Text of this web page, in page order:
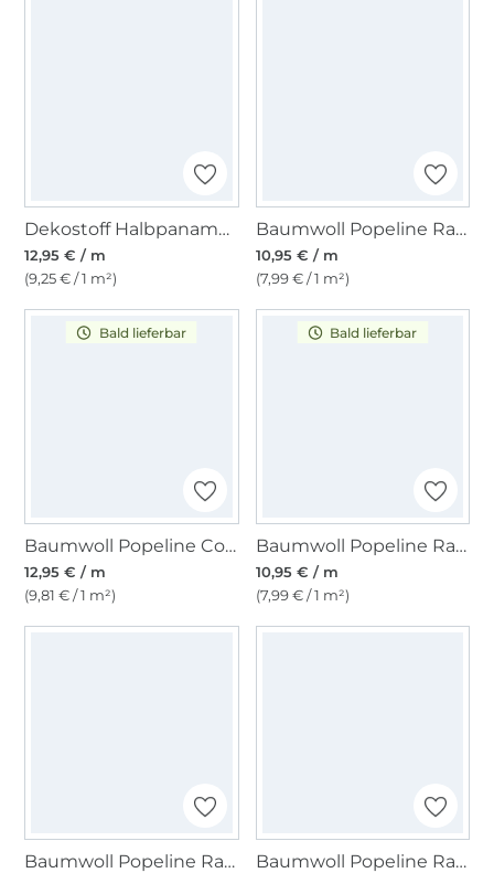
Dekostoff Halbpanama Mohnblumen
12,95 € / m
(9,25 € / 1 m²)
Baumwoll Popeline Ranken 2, natur
10,95 € / m
(7,99 € / 1 m²)
Bald lieferbar
Baumwoll Popeline Cottage Dots, weiß schwarz
12,95 € / m
(9,81 € / 1 m²)
Bald lieferbar
Baumwoll Popeline Ranken 2, rosa
10,95 € / m
(7,99 € / 1 m²)
Baumwoll Popeline Ranken 2, dunkelblau Baumwoll Popeline Ranken 2, blau